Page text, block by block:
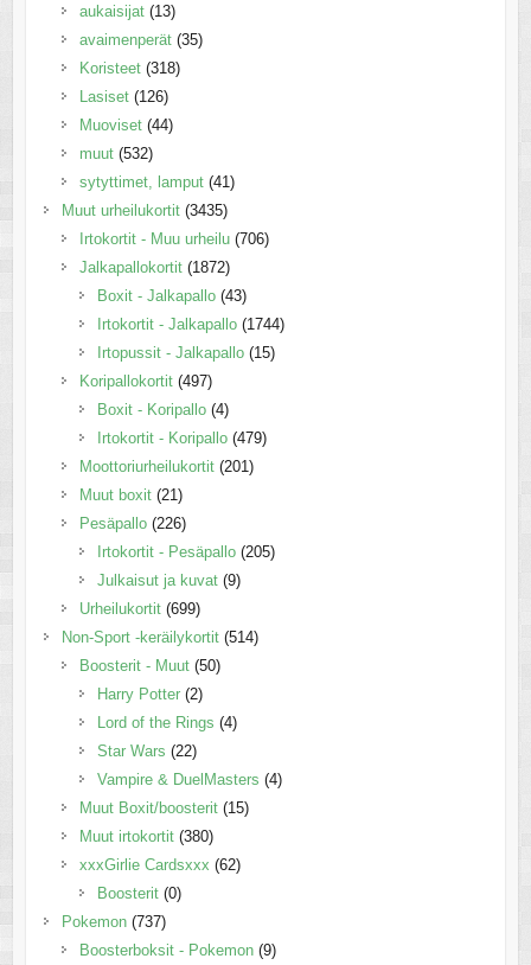
aukaisijat (13)
avaimenperät (35)
Koristeet (318)
Lasiset (126)
Muoviset (44)
muut (532)
sytyttimet, lamput (41)
Muut urheilukortit (3435)
Irtokortit - Muu urheilu (706)
Jalkapallokortit (1872)
Boxit - Jalkapallo (43)
Irtokortit - Jalkapallo (1744)
Irtopussit - Jalkapallo (15)
Koripallokortit (497)
Boxit - Koripallo (4)
Irtokortit - Koripallo (479)
Moottoriurheilukortit (201)
Muut boxit (21)
Pesäpallo (226)
Irtokortit - Pesäpallo (205)
Julkaisut ja kuvat (9)
Urheilukortit (699)
Non-Sport -keräilykortit (514)
Boosterit - Muut (50)
Harry Potter (2)
Lord of the Rings (4)
Star Wars (22)
Vampire & DuelMasters (4)
Muut Boxit/boosterit (15)
Muut irtokortit (380)
xxxGirlie Cardsxxx (62)
Boosterit (0)
Pokemon (737)
Boosterboksit - Pokemon (9)